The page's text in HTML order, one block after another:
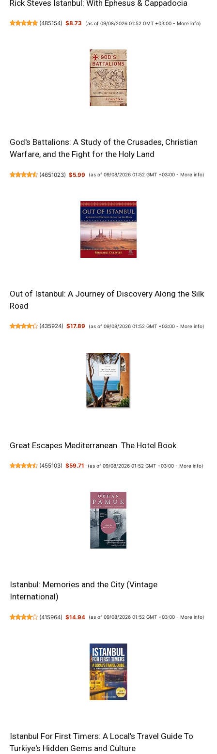
Rick Steves Istanbul: With Ephesus & Cappadocia
(485154) $8.73 (as of 09/08/2026 01:52 GMT +03:00 - More info)
God's Battalions: A Study of the Crusades, Christian
Warfare, and the Fight for the Holy Land
(4651023) $5.99 (as of 09/08/2026 01:52 GMT +03:00 - More info)
Out of Istanbul: A Journey of Discovery Along the Silk
Road
(435924) $17.89 (as of 09/08/2026 01:52 GMT +03:00 - More info)
Great Escapes Mediterranean. The Hotel Book
(455103) $59.71 (as of 09/08/2026 01:52 GMT +03:00 - More info)
Istanbul: Memories and the City (Vintage
International)
(415964) $14.94 (as of 09/08/2026 01:52 GMT +03:00 - More info)
Istanbul For First Timers: A Local's Travel Guide To
Turkiye's Hidden Gems and Culture